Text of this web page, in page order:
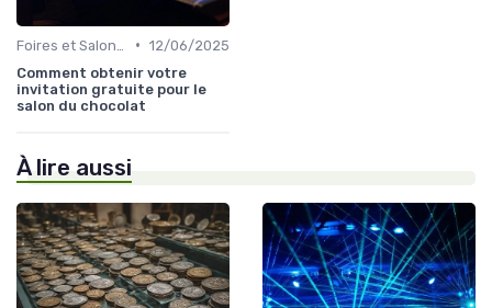
• 12/06/2025
Comment obtenir votre
invitation gratuite pour le
salon du chocolat
À lire aussi